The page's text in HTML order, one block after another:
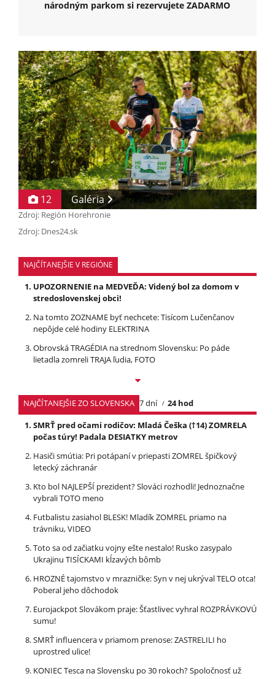
národným parkom si rezervujete ZADARMO
12 Galéria
Zdroj: Región Horehronie
Zdroj: Dnes24.sk
NAJČÍTANEJŠIE V REGIÓNE
UPOZORNENIE na MEDVEĎA: Videný bol za domom v
stredoslovenskej obci!
Na tomto ZOZNAME byť nechcete: Tisícom Lučenčanov
nepôjde celé hodiny ELEKTRINA
Obrovská TRAGÉDIA na strednom Slovensku: Po páde
lietadla zomreli TRAJA ľudia, FOTO
NAJČÍTANEJŠIE ZO SLOVENSKA 7 dní
24 hod
SMRŤ pred očami rodičov: Mladá Češka (†14) ZOMRELA
počas túry! Padala DESIATKY metrov
Hasiči smútia: Pri potápaní v priepasti ZOMREL špičkový
letecký záchranár
Kto bol NAJLEPŠÍ prezident? Slováci rozhodli! Jednoznačne
vybrali TOTO meno
Futbalistu zasiahol BLESK! Mladík ZOMREL priamo na
trávniku, VIDEO
Toto sa od začiatku vojny ešte nestalo! Rusko zasypalo
Ukrajinu TISÍCKAMI kĺzavých bômb
HROZNÉ tajomstvo v mrazničke: Syn v nej ukrýval TELO otca!
Poberal jeho dôchodok
Eurojackpot Slovákom praje: Šťastlivec vyhral ROZPRÁVKOVÚ
sumu!
SMRŤ influencera v priamom prenose: ZASTRELILI ho
uprostred ulice!
KONIEC Tesca na Slovensku po 30 rokoch? Spoločnosť už